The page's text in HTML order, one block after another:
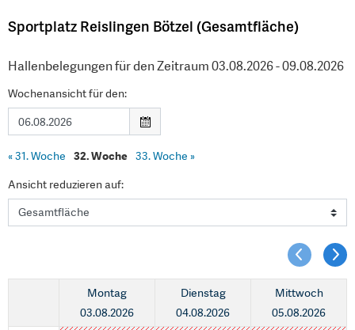
Sportplatz Reislingen Bötzel (Gesamtfläche)
Hallenbelegungen für den Zeitraum 03.08.2026 - 09.08.2026
Wochenansicht für den:
«31. Woche 32. Woche 33. Woche »
Ansicht reduzieren auf:
Montag
03.08.2026
Dienstag
04.08.2026
Mittwoch
05.08.2026